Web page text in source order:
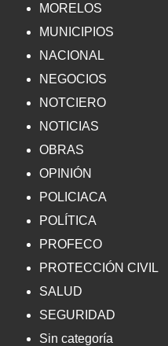
MORELOS
MUNICIPIOS
NACIONAL
NEGOCIOS
NOTCIERO
NOTICIAS
OBRAS
OPINIÓN
POLICIACA
POLÍTICA
PROFECO
PROTECCIÓN CIVIL
SALUD
SEGURIDAD
Sin categoría